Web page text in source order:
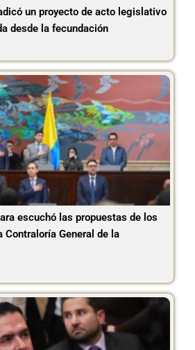
un proyecto de acto legislativo
desde la fecundación
escuchó las propuestas de los
Contraloría General de la